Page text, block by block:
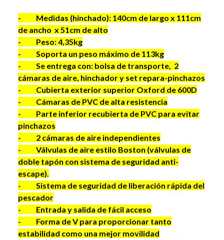
- Medidas (hinchado): 140cm de largo x 111cm
de ancho x 51cm de alto
- Peso: 4,35kg
- Soporta un peso máximo de 113kg
- Se entrega con: bolsa de transporte, 2
cámaras de aire, hinchador y set repara-pinchazos
- Cubierta exterior superior Oxford de 600D
- Cámaras de PVC de alta resistencia
- Parte inferior recubierta de PVC para evitar
pinchazos
- 2 cámaras de aire independientes
- Válvulas de aire estilo Boston (válvulas de
doble tapón con sistema de seguridad anti-
escape).
- Sistema de seguridad de liberación rápida del
pescador
- Entrada y salida de fácil acceso
- Forma de V para proporcionar tanto
estabilidad como una mejor movilidad